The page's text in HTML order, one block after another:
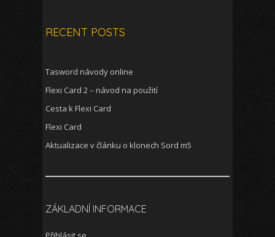
RECENT POSTS
Tasword návody online
Flexi Card 2 – návod na použití
Cesta k Flexi Card
Flexi Card
Aktualizace v článku o klonech Sord m5
ZÁKLADNÍ INFORMACE